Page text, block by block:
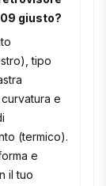
giusto?
tipo
e
(termico).
e
il tuo